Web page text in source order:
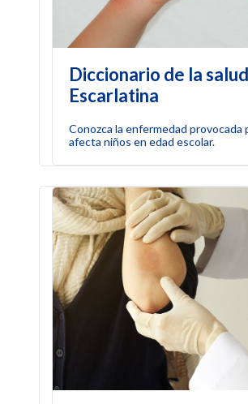
Diccionario de la
Escarlatina
Conozca la enfermedad provocada
afecta niños en edad escolar.